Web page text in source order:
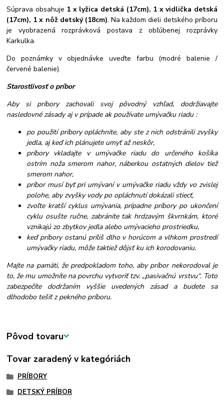
Súprava obsahuje 1 x lyžica detská (17cm), 1 x vidlička detská
(17cm), 1 x nôž detský (18cm). Na každom dieli detského príboru
je vyobrazená rozprávková postava z obľúbenej rozprávky
Karkulka.
Do poznámky v objednávke uveďte farbu (modré balenie /
červené balenie).
Starostlivosť o príbor
Aby si príbory zachovali svoj pôvodný vzhľad, dodržiavajte
nasledovné zásady aj v prípade ak používate umývačku riadu :
po použití príbory opláchnite, aby ste z nich odstránili zvyšky
jedla, aj keď ich plánujete umyť až neskôr,
príbory vkladajte v umývačke riadu do určeného košíka
ostrím noža smerom nahor, náberkou ostatných dielov tiež
smerom nahor,
príbor musí byť pri umývaní v umývačke riadu vždy vo zvislej
polohe, aby zvyšky vody po opláchnutí dokázali stiecť,
zvoľte kratší cyklus umývania, prípadne príbory po ukončení
cyklu osušte ručne, zabránite tak hrdzavým škvrnkám, ktoré
vznikajú zo zbytkov jedla alebo umývacieho prostriedku,
keď príbory ostanú príliš dlho v horúcom a vlhkom prostredí
umývačky riadu, môže taktiež dôjsť ku ich korodovaniu.
Majte na pamäti, že predpokladom toho, aby príbor nekorodoval je
to, že mu umožníte na povrchu vytvoriť tzv. „pasivačnú vrstvu“. Toto
zabezpečíte dodržaním vyššie uvedených zásad a budete sa
dlhodobo tešiť z pekného príboru.
Pôvod tovaru
Tovar zaradený v kategóriách
PRÍBORY
DETSKÝ PRÍBOR